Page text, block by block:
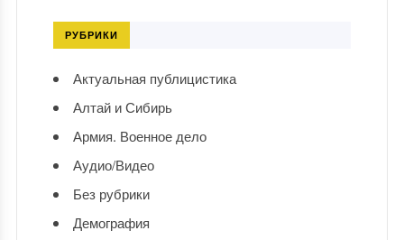
РУБРИКИ
Актуальная публицистика
Алтай и Сибирь
Армия. Военное дело
Аудио/Видео
Без рубрики
Демография